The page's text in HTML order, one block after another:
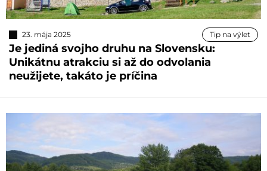
23. mája 2025 Tip na výlet
Je jediná svojho druhu na Slovensku:
Unikátnu atrakciu si až do odvolania
neužijete, takáto je príčina